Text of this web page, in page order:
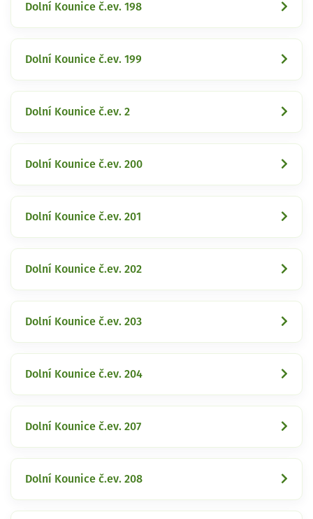
Dolní Kounice č.ev. 198
Dolní Kounice č.ev. 199
Dolní Kounice č.ev. 2
Dolní Kounice č.ev. 200
Dolní Kounice č.ev. 201
Dolní Kounice č.ev. 202
Dolní Kounice č.ev. 203
Dolní Kounice č.ev. 204
Dolní Kounice č.ev. 207
Dolní Kounice č.ev. 208